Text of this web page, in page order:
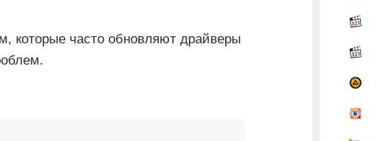
которые часто обновляют драйверы